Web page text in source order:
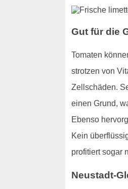
Gut für die
Tomaten
strotzen von
Zellschäden.
einen Grund,
Ebenso
Kein
profitiert sogar
Neustadt-